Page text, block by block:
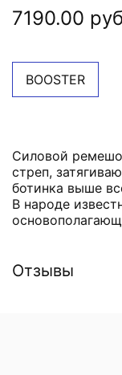
7190.00 руб
BOOSTER
Силовой
стреп,
ботинка выше
В народе
Отзывы